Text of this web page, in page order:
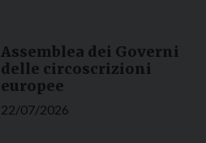
Assemblea dei Governi
delle circoscrizioni
europee
22/07/2026